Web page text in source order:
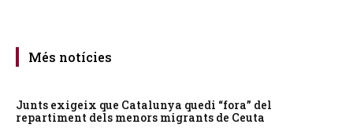
Més notícies
Junts exigeix que Catalunya quedi “fora” del
repartiment dels menors migrants de Ceuta